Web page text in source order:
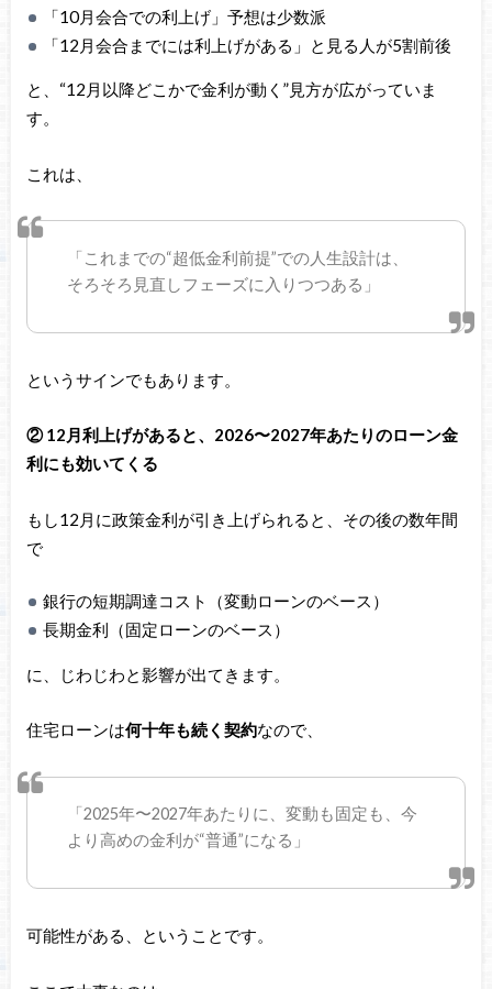
「10月会合での利上げ」予想は少数派
「12月会合までには利上げがある」と見る人が5割前後
と、“12月以降どこかで金利が動く”見方が広がっていま
す。
これは、
「これまでの“超低金利前提”での人生設計は、
そろそろ見直しフェーズに入りつつある」
というサインでもあります。
② 12月利上げがあると、2026〜2027年あたりのローン金
利にも効いてくる
もし12月に政策金利が引き上げられると、その後の数年間
で
銀行の短期調達コスト（変動ローンのベース）
長期金利（固定ローンのベース）
に、じわじわと影響が出てきます。
住宅ローンは何十年も続く契約なので、
「2025年〜2027年あたりに、変動も固定も、今
より高めの金利が“普通”になる」
可能性がある、ということです。